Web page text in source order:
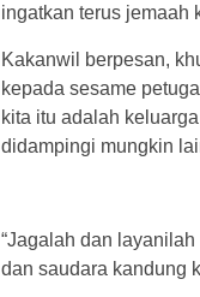
ingatkan terus jemaah
Kakanwil berpesan,
kepada sesame
kita itu adalah
didampingi mungkin
“Jagalah dan
dan saudara kandung